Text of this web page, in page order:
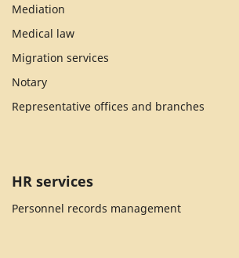
Mediation
Medical law
Migration services
Notary
Representative offices and branches
HR services
Personnel records management